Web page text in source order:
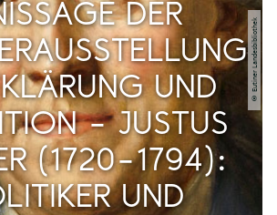
© Eutiner Landesbibliothek
DER
UND
– JUSTUS
(1720–1794):
UND